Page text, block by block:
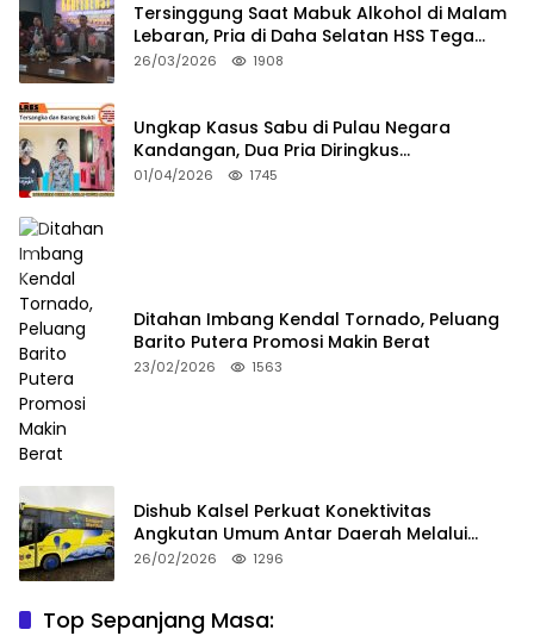
Tersinggung Saat Mabuk Alkohol di Malam
Lebaran, Pria di Daha Selatan HSS Tega
Tusuk Teman Sendiri
26/03/2026 1908
Ungkap Kasus Sabu di Pulau Negara
Kandangan, Dua Pria Diringkus
Satresnarkoba HSS
01/04/2026 1745
Ditahan Imbang Kendal Tornado, Peluang
Barito Putera Promosi Makin Berat
23/02/2026 1563
Dishub Kalsel Perkuat Konektivitas
Angkutan Umum Antar Daerah Melalui
Integritas
26/02/2026 1296
Top Sepanjang Masa: